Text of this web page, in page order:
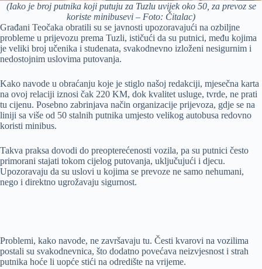
(Iako je broj putnika koji putuju za Tuzlu uvijek oko 50, za prevoz se
koriste minibusevi – Foto: Čitalac)
Građani Teočaka obratili su se javnosti upozoravajući na ozbiljne
probleme u prijevozu prema Tuzli, ističući da su putnici, među kojima
je veliki broj učenika i studenata, svakodnevno izloženi nesigurnim i
nedostojnim uslovima putovanja.
Kako navode u obraćanju koje je stiglo našoj redakciji, mjesečna karta
na ovoj relaciji iznosi čak 220 KM, dok kvalitet usluge, tvrde, ne prati
tu cijenu. Posebno zabrinjava način organizacije prijevoza, gdje se na
liniji sa više od 50 stalnih putnika umjesto velikog autobusa redovno
koristi minibus.
Takva praksa dovodi do preopterećenosti vozila, pa su putnici često
primorani stajati tokom cijelog putovanja, uključujući i djecu.
Upozoravaju da su uslovi u kojima se prevoze ne samo nehumani,
nego i direktno ugrožavaju sigurnost.
Problemi, kako navode, ne završavaju tu. Česti kvarovi na vozilima
postali su svakodnevnica, što dodatno povećava neizvjesnost i strah
putnika hoće li uopće stići na odredište na vrijeme.